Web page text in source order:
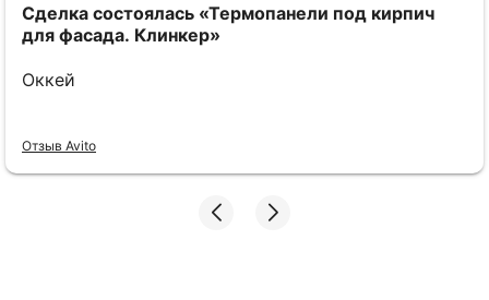
Сделка состоялась «Термопанели под кирпич
для фасада. Клинкер»
Оккей
Отзыв Avito